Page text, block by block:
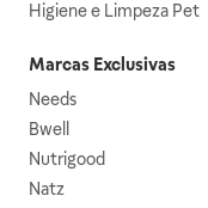
Higiene e Limpeza Pet
Marcas Exclusivas
Needs
Bwell
Nutrigood
Natz